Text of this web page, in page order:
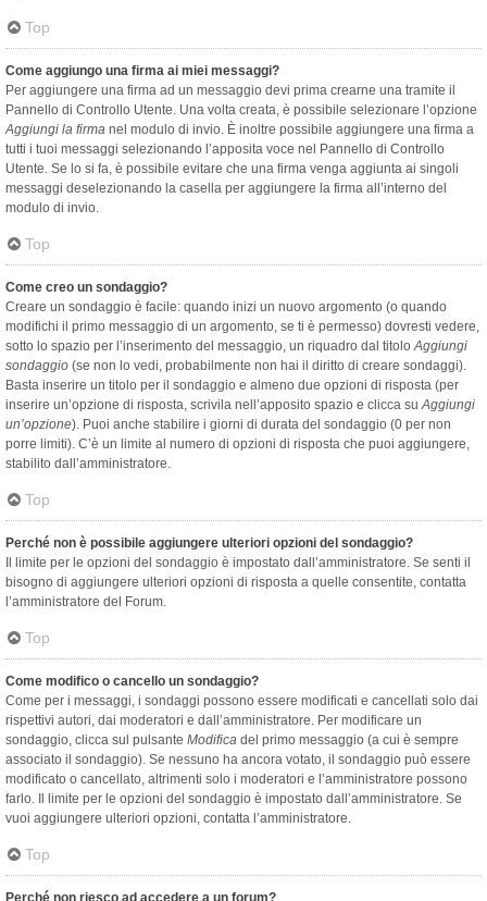
Top
Come aggiungo una firma ai miei messaggi?
Per aggiungere una firma ad un messaggio devi prima crearne una tramite il
Pannello di Controllo Utente. Una volta creata, è possibile selezionare l’opzione
Aggiungi la firma nel modulo di invio. È inoltre possibile aggiungere una firma a
tutti i tuoi messaggi selezionando l’apposita voce nel Pannello di Controllo
Utente. Se lo si fa, è possibile evitare che una firma venga aggiunta ai singoli
messaggi deselezionando la casella per aggiungere la firma all’interno del
modulo di invio.
Top
Come creo un sondaggio?
Creare un sondaggio è facile: quando inizi un nuovo argomento (o quando
modifichi il primo messaggio di un argomento, se ti è permesso) dovresti vedere,
sotto lo spazio per l’inserimento del messaggio, un riquadro dal titoloAggiungi
sondaggio (se non lo vedi, probabilmente non hai il diritto di creare sondaggi).
Basta inserire un titolo per il sondaggio e almeno due opzioni di risposta (per
inserire un’opzione di risposta, scrivila nell’apposito spazio e clicca suAggiungi
un’opzione). Puoi anche stabilire i giorni di durata del sondaggio (0 per non
porre limiti). C’è un limite al numero di opzioni di risposta che puoi aggiungere,
stabilito dall’amministratore.
Top
Perché non è possibile aggiungere ulteriori opzioni del sondaggio?
Il limite per le opzioni del sondaggio è impostato dall’amministratore. Se senti il
bisogno di aggiungere ulteriori opzioni di risposta a quelle consentite, contatta
l’amministratore del Forum.
Top
Come modifico o cancello un sondaggio?
Come per i messaggi, i sondaggi possono essere modificati e cancellati solo dai
rispettivi autori, dai moderatori e dall’amministratore. Per modificare un
sondaggio, clicca sul pulsante Modifica del primo messaggio (a cui è sempre
associato il sondaggio). Se nessuno ha ancora votato, il sondaggio può essere
modificato o cancellato, altrimenti solo i moderatori e l’amministratore possono
farlo. Il limite per le opzioni del sondaggio è impostato dall’amministratore. Se
vuoi aggiungere ulteriori opzioni, contatta l’amministratore.
Top
Perché non riesco ad accedere a un forum?